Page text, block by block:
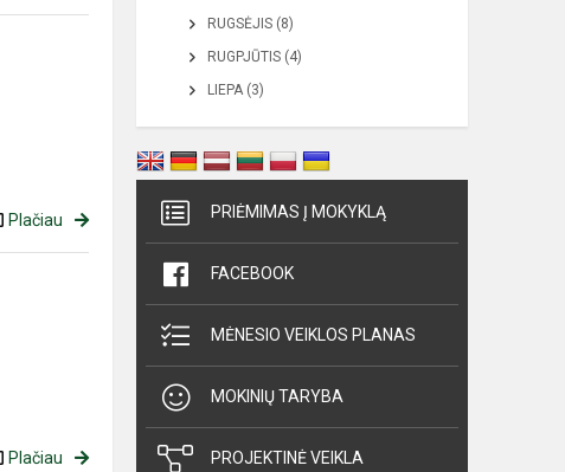
Plačiau
Plačiau
RUGSĖJIS (8)
RUGPJŪTIS (4)
LIEPA (3)
PRIĖMIMAS Į MOKYKLĄ
FACEBOOK
MĖNESIO VEIKLOS PLANAS
MOKINIŲ TARYBA
PROJEKTINĖ VEIKLA